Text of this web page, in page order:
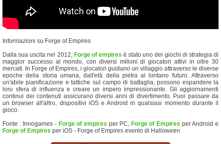
Informazioni su Forge of Empires
Dalla sua uscita nel 2012, Forge of empires è stato uno dei giochi di strategia di
maggior successo al mondo, con diversi milioni di giocatori attivi in oltre 30
mercati. In Forge of Empires, i giocatori guidano un villaggio attraverso le diverse
epoche della storia umana, dall'età della pietra al lontano futuro. Attraverso
un'abile pianificazione e tattiche sul campo di battaglia, possono espandere la
loro sfera di influenza e creare un impero impressionante. Gli aggiornamenti
continui dei contenuti assicurano diversi anni di divertimento. Puoi passare da
un browser all'altro, dispositivi iOS e Android in qualsiasi momento durante il
gioco.
Fonte : Innogames - Forge of empires per PC, Forge of Empires per Android e
Forge of Empires per iOS - Forge of Empires evento di Halloween